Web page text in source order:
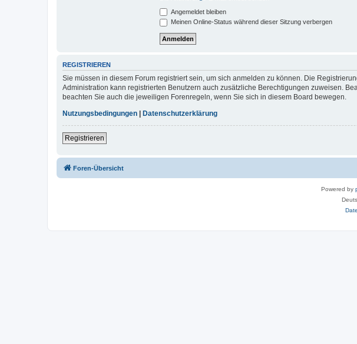
Angemeldet bleiben
Meinen Online-Status während dieser Sitzung verbergen
REGISTRIEREN
Sie müssen in diesem Forum registriert sein, um sich anmelden zu können. Die
Administration kann registrierten Benutzern auch zusätzliche Berechtigungen zuweisen.
beachten Sie auch die jeweiligen Forenregeln, wenn Sie sich in diesem Board bewegen.
Nutzungsbedingungen
Datenschutzerklärung
Registrieren
Foren-Übersicht
Powered by